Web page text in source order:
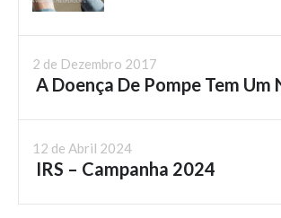
2 de Dezembro 2017
A Doença De Pompe Tem Um
12 de Abril 2024
IRS – Campanha 2024